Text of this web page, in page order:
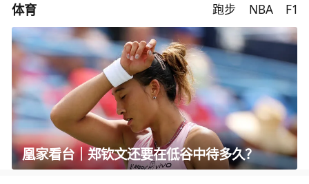
体育 跑步 NBA F1
凰家看台｜郑钦文还要在低谷中待多久？